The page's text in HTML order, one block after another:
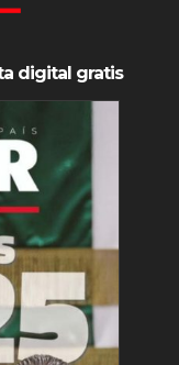
digital gratis